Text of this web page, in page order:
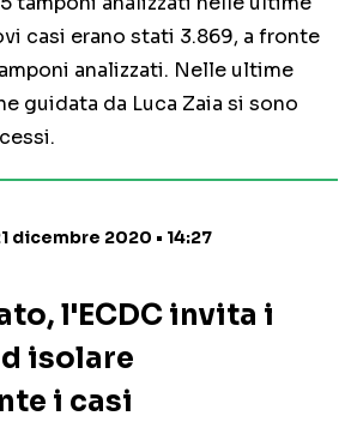
casi erano stati 3.869, a fronte
analizzati. Nelle ultime
guidata da Luca Zaia si sono
dicembre 2020 • 14:27
l'ECDC invita i
isolare
i casi